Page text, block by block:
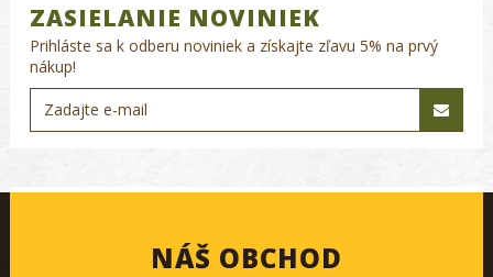
ZASIELANIE NOVINIEK
Prihláste sa k odberu noviniek a získajte zľavu 5% na prvý
nákup!
NÁŠ OBCHOD